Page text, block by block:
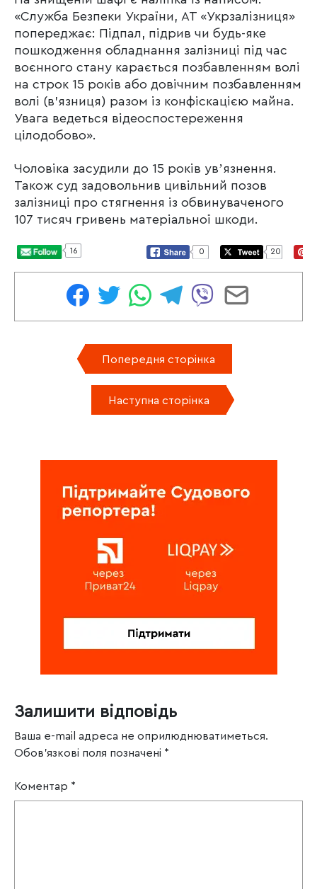
«Служба Безпеки України, АТ «Укрзалізниця»
попереджає: Підпал, підрив чи будь-яке
пошкодження обладнання залізниці під час
воєнного стану карається позбавленням волі
на строк 15 років або довічним позбавленням
волі (в’язниця) разом із конфіскацією майна.
Увага ведеться відеоспостереження
цілодобово».
Чоловіка засудили до 15 років увʼязнення.
Також суд задовольнив цивільний позов
залізниці про стягнення із обвинуваченого
107 тисяч гривень матеріальної шкоди.
16 0 20
Попередня сторінка
Наступна сторінка
Залишити відповідь
Ваша e-mail адреса не оприлюднюватиметься.
Обов’язкові поля позначені *
Коментар *